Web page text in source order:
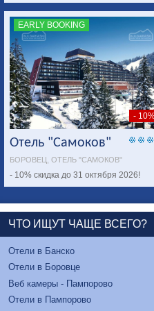
EARLY BOOKING
-
Отель "Самоков"
БОРОВЕЦ, ОТЕЛЬ "САМОКОВ"
- 10% скидка до 31 октября 2026!
ЧТО ИЩУТ ЧАЩЕ ВСЕГО?
Отели в Банско
Отели в Боровце
Веб камеры - Пампорово
Отели в Пампорово